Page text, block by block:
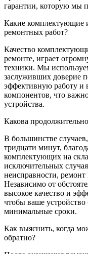
гарантии, которую мы
Какие комплектующие
ремонтных работ?
Качество
ремонте, играет
техники. Мы
заслуживших доверие
эффективную работу и
компонентов, что
устройства.
Какова
В большинстве
тридцати минут,
комплектующих на
исключительных
неисправности,
Независимо от
высокое качество и
чтобы ваше
минимальные сроки.
Как выяснить, когда
обратно?